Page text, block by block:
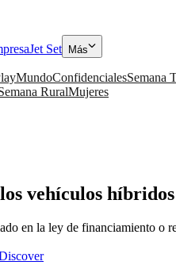
Jet Set Más
MundoConfidencialesSemana
RuralMujeres
vehículos
en la ley de financiamiento o